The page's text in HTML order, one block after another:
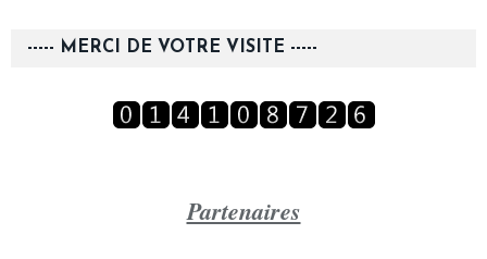
----- MERCI DE VOTRE VISITE -----
Partenaires